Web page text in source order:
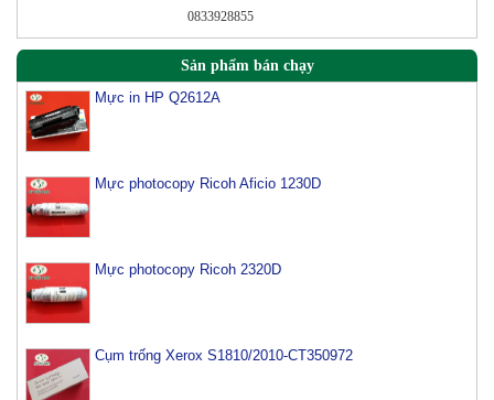
0833928855
Sản phẩm bán chạy
Mực in HP Q2612A
Mực photocopy Ricoh Aficio 1230D
Mực photocopy Ricoh 2320D
Cụm trống Xerox S1810/2010-CT350972